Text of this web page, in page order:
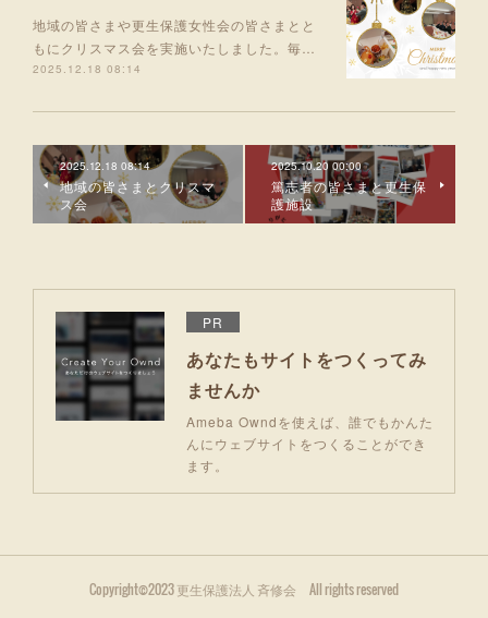
地域の皆さまや更生保護女性会の皆さまとと
もにクリスマス会を実施いたしました。毎…
2025.12.18 08:14
2025.12.18 08:14
地域の皆さまとクリスマ
ス会
2025.10.20 00:00
篤志者の皆さまと更生保
護施設
PR
あなたもサイトをつくってみ
ませんか
Ameba Owndを使えば、誰でもかんた
んにウェブサイトをつくることができ
ます。
Copyright©2023 更生保護法人 斉修会 All rights reserved